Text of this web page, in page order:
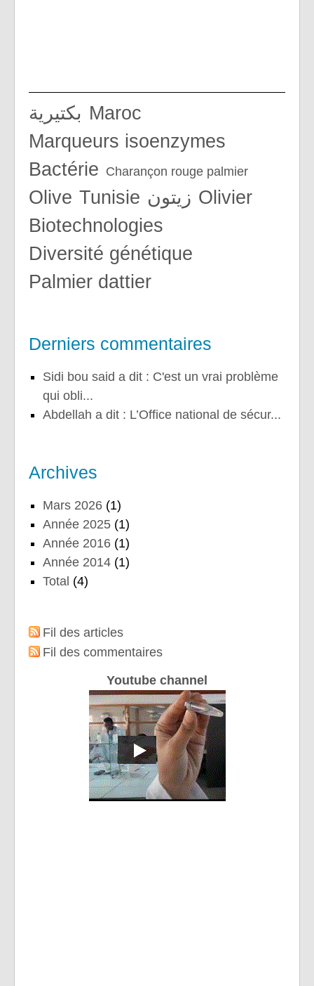
بكتيرية
Maroc
marqueurs isoenzymes
bactérie
charançon rouge palmier
olive Tunisie زيتون
olivier
biotechnologies
diversité génétique
palmier dattier
Derniers commentaires
sidi bou said a dit : C'est un vrai problème
qui obli...
Abdellah a dit : L’Office national de sécur...
Archives
mars 2026 (1)
année 2025 (1)
année 2016 (1)
année 2014 (1)
total (4)
Fil des articles
Fil des commentaires
Youtube channel